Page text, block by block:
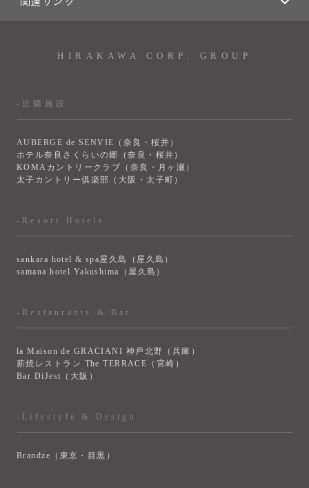
HIRAKAWA CORP. GROUP
-近隣施設
AUBERGE de SENVIE（奈良・桜井）
ホテル奈良さくらいの郷（奈良・桜井）
KOMAカントリークラブ（奈良・月ヶ瀬）
太子カントリー俱楽部（大阪・太子町）
-Resort Hotels
sankara hotel & spa屋久島（屋久島）
samana hotel Yakushima（屋久島）
-Restaurants & Bar
la Maison de GRACIANI 神戸北野（兵庫）
薪焼レストラン The TERRACE（宮崎）
Bar DiJest（大阪）
-Lifestyle & Design
Brandze（東京・目黒）